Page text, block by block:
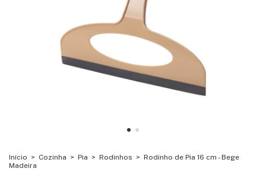
Início > Cozinha > Pia > Rodinhos > Rodinho de Pia 16 cm - Bege
Madeira